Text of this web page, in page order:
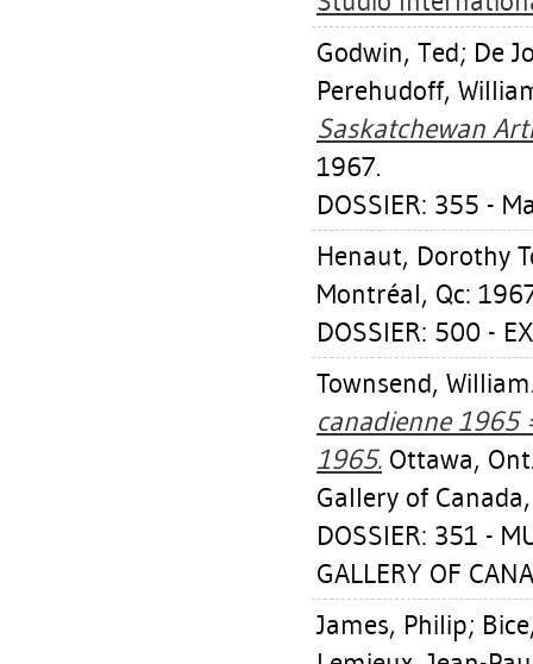
Godwin, Ted; De
Perehudoff,
Saskatchewan
1967.
DOSSIER: 355 -
Henaut, Dorothy
Montréal, Qc:
DOSSIER: 500 -
Townsend, William
canadienne 1965
1965. Ottawa,
Gallery of
DOSSIER: 351 -
GALLERY OF
James, Philip;